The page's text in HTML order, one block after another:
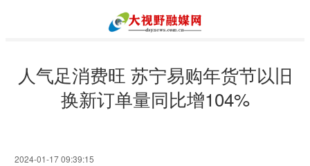
人气足消费旺 苏宁易购年货节以旧
换新订单量同比增104%
2024-01-17 09:39:15